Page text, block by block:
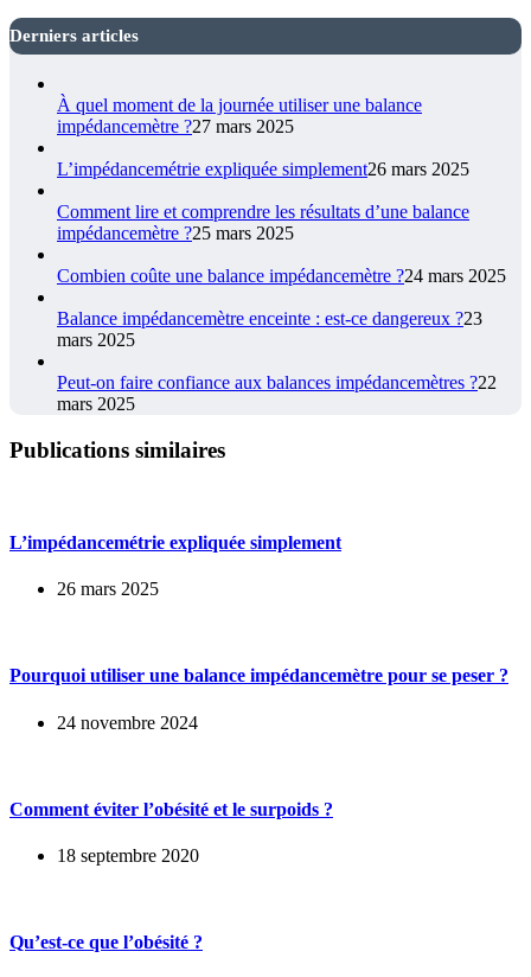
Derniers articles
À quel moment de la journée utiliser une balance
impédancemètre ?27 mars 2025
L’impédancemétrie expliquée simplement26 mars 2025
Comment lire et comprendre les résultats d’une balance
impédancemètre ?25 mars 2025
Combien coûte une balance impédancemètre ?24 mars 2025
Balance impédancemètre enceinte : est-ce dangereux ?23
mars 2025
Peut-on faire confiance aux balances impédancemètres ?22
mars 2025
Publications similaires
L’impédancemétrie expliquée simplement
26 mars 2025
Pourquoi utiliser une balance impédancemètre pour se peser ?
24 novembre 2024
Comment éviter l’obésité et le surpoids ?
18 septembre 2020
Qu’est-ce que l’obésité ?